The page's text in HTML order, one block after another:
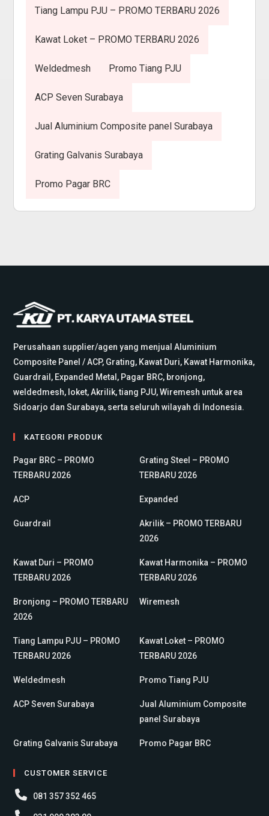
Tiang Lampu PJU – PROMO TERBARU 2026
Kawat Loket – PROMO TERBARU 2026
Weldedmesh Promo Tiang PJU
ACP Seven Surabaya
Jual Aluminium Composite panel Surabaya
Grating Galvanis Surabaya
Promo Pagar BRC
Perusahaan supplier/agen yang menjual Aluminium
Composite Panel / ACP, Grating, Kawat Duri, Kawat Harmonika,
Guardrail, Expanded Metal, Pagar BRC, bronjong,
weldedmesh, loket, Akrilik, tiang PJU, Wiremesh untuk area
Sidoarjo dan Surabaya, serta seluruh wilayah di Indonesia.
KATEGORI PRODUK
Pagar BRC – PROMO
TERBARU 2026
Grating Steel – PROMO
TERBARU 2026
ACP Expanded
Guardrail
Akrilik – PROMO TERBARU
2026
Kawat Duri – PROMO
TERBARU 2026
Kawat Harmonika – PROMO
TERBARU 2026
Bronjong – PROMO TERBARU
2026
Wiremesh
Tiang Lampu PJU – PROMO
TERBARU 2026
Kawat Loket – PROMO
TERBARU 2026
Weldedmesh Promo Tiang PJU
ACP Seven Surabaya
Jual Aluminium Composite
panel Surabaya
Grating Galvanis Surabaya Promo Pagar BRC
CUSTOMER SERVICE
081 357 352 465